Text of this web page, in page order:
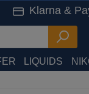
Klarna &
LIQUIDS